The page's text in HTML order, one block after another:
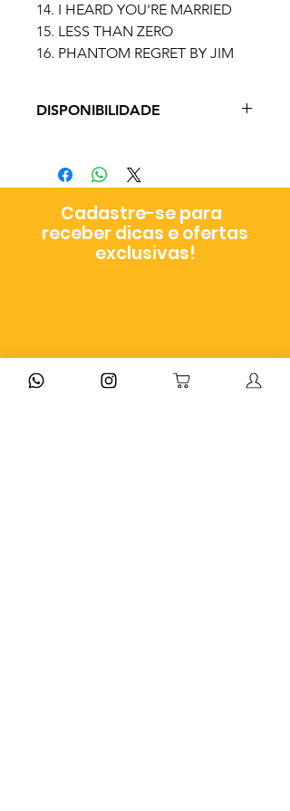
14. I HEARD YOU'RE MARRIED
15. LESS THAN ZERO
16. PHANTOM REGRET BY JIM
DISPONIBILIDADE
a depender do método de envio
escolhido no checkout
Cadastre-se para
receber dicas e ofertas
exclusivas!